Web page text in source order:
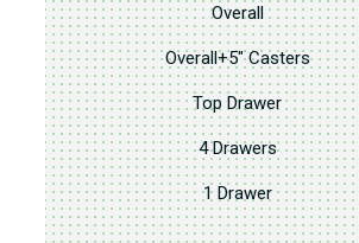
Overall
Overall+5" Casters
Top Drawer
4 Drawers
1 Drawer